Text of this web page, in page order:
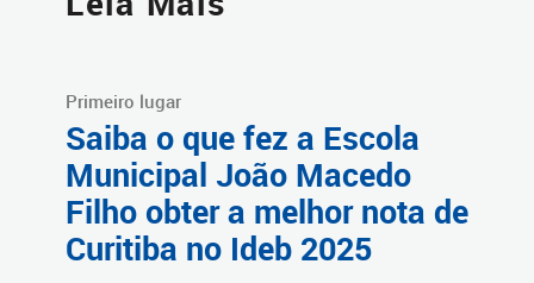
Primeiro lugar
Saiba o que fez a Escola
Municipal João Macedo
Filho obter a melhor nota de
Curitiba no Ideb 2025